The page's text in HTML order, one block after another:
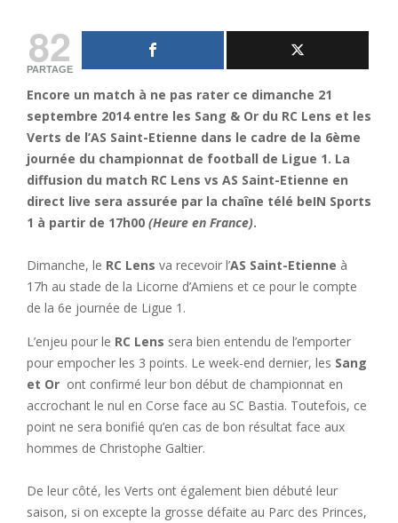
82
PARTAGE
Encore un match à ne pas rater ce dimanche 21
septembre 2014 entre les Sang & Or du RC Lens et les
Verts de l’AS Saint-Etienne dans le cadre de la 6ème
journée du championnat de football de Ligue 1. La
diffusion du match RC Lens vs AS Saint-Etienne en
direct live sera assurée par la chaîne télé beIN Sports
1 à partir de 17h00 (Heure en France).
Dimanche, le RC Lens va recevoir l’AS Saint-Etienne à
17h au stade de la Licorne d’Amiens et ce pour le compte
de la 6e journée de Ligue 1.
L’enjeu pour le RC Lens sera bien entendu de l’emporter
pour empocher les 3 points. Le week-end dernier, les Sang
et Or ont confirmé leur bon début de championnat en
accrochant le nul en Corse face au SC Bastia. Toutefois, ce
point ne sera bonifié qu’en cas de bon résultat face aux
hommes de Christophe Galtier.
De leur côté, les Verts ont également bien débuté leur
saison, si on excepte la grosse défaite au Parc des Princes,